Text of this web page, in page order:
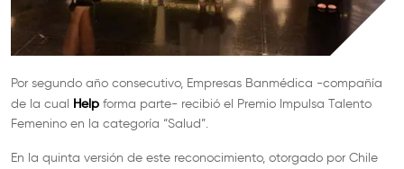
Por segundo año consecutivo, Empresas Banmédica -compañía
de la cual Help forma parte- recibió el Premio Impulsa Talento
Femenino en la categoría “Salud”.
En la quinta versión de este reconocimiento, otorgado por Chile